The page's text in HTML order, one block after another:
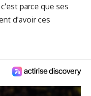
parce que ses
d'avoir ces